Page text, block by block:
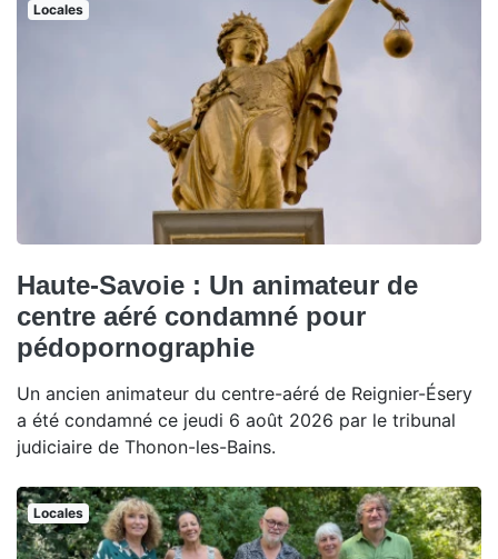
Locales
Haute-Savoie : Un animateur de
centre aéré condamné pour
pédopornographie
Un ancien animateur du centre-aéré de Reignier-Ésery
a été condamné ce jeudi 6 août 2026 par le tribunal
judiciaire de Thonon-les-Bains.
Locales